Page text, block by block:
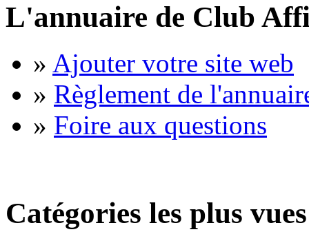
L'annuaire de Club
» Ajouter votre site web
» Règlement de
» Foire aux questions
Catégories les plus vues